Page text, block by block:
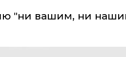
"ни вашим, ни